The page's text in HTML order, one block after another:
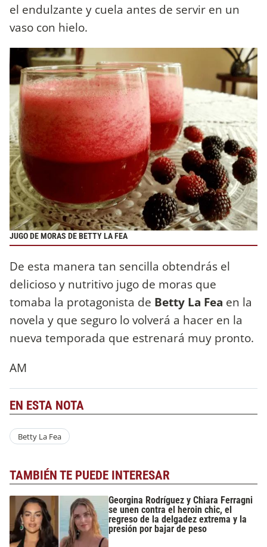
el endulzante y cuela antes de servir en un
vaso con hielo.
JUGO DE MORAS DE BETTY LA FEA
De esta manera tan sencilla obtendrás el
delicioso y nutritivo jugo de moras que
tomaba la protagonista de Betty La Fea en la
novela y que seguro lo volverá a hacer en la
nueva temporada que estrenará muy pronto.
AM
EN ESTA NOTA
Betty La Fea
TAMBIÉN TE PUEDE INTERESAR
Georgina Rodríguez y Chiara Ferragni
se unen contra el heroin chic, el
regreso de la delgadez extrema y la
presión por bajar de peso